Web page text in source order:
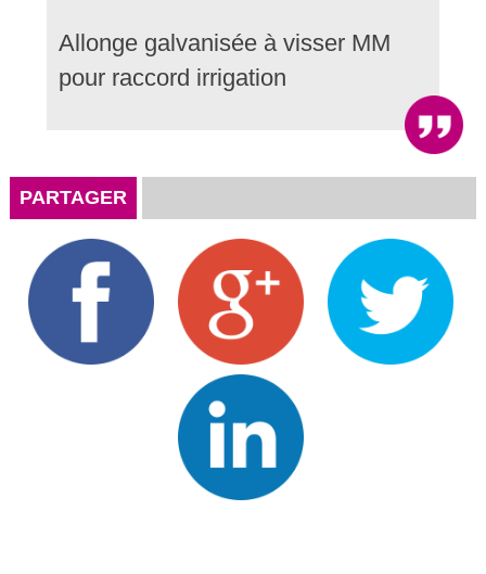
Allonge galvanisée à visser MM
pour raccord irrigation
PARTAGER